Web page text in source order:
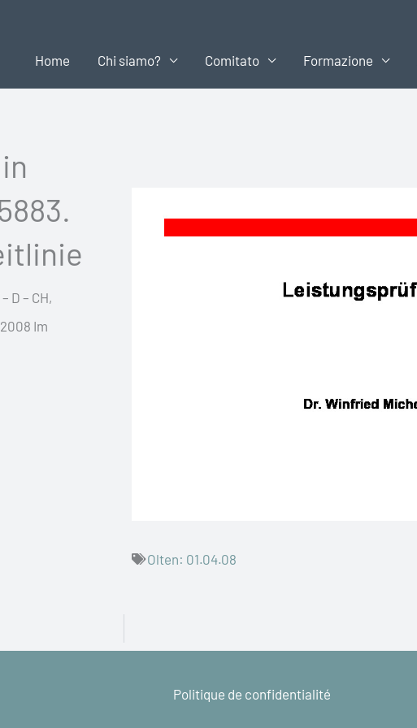
Home Chi siamo? Comitato Formazione
D – CH,
Im
Olten: 01.04.08
Politique de confidentialité